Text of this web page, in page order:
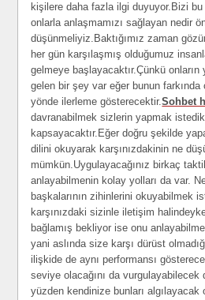
kişilere daha fazla ilgi duyuyor.Bizi
onlarla anlaşmamızı sağlayan nedir
düşünmeliyiz.Baktığımız zaman
her gün karşılaşmış olduğumuz
gelmeye başlayacaktır.Çünkü onların
gelen bir şey var eğer bunun farkında
yönde ilerleme gösterecektir.Sohbet
davranabilmek sizlerin yapmak
kapsayacaktır.Eğer doğru şekilde
dilini okuyarak karşınızdakinin ne
mümkün.Uygulayacağınız birkaç
anlayabilmenin kolay yolları da var.
başkalarının zihinlerini okuyabilmek
karşınızdaki sizinle iletişim
bağlamış bekliyor ise onu
yani aslında size karşı dürüst
ilişkide de aynı performansı
seviye olacağını da vurgulayabilecek
yüzden kendinize bunları algılayacak